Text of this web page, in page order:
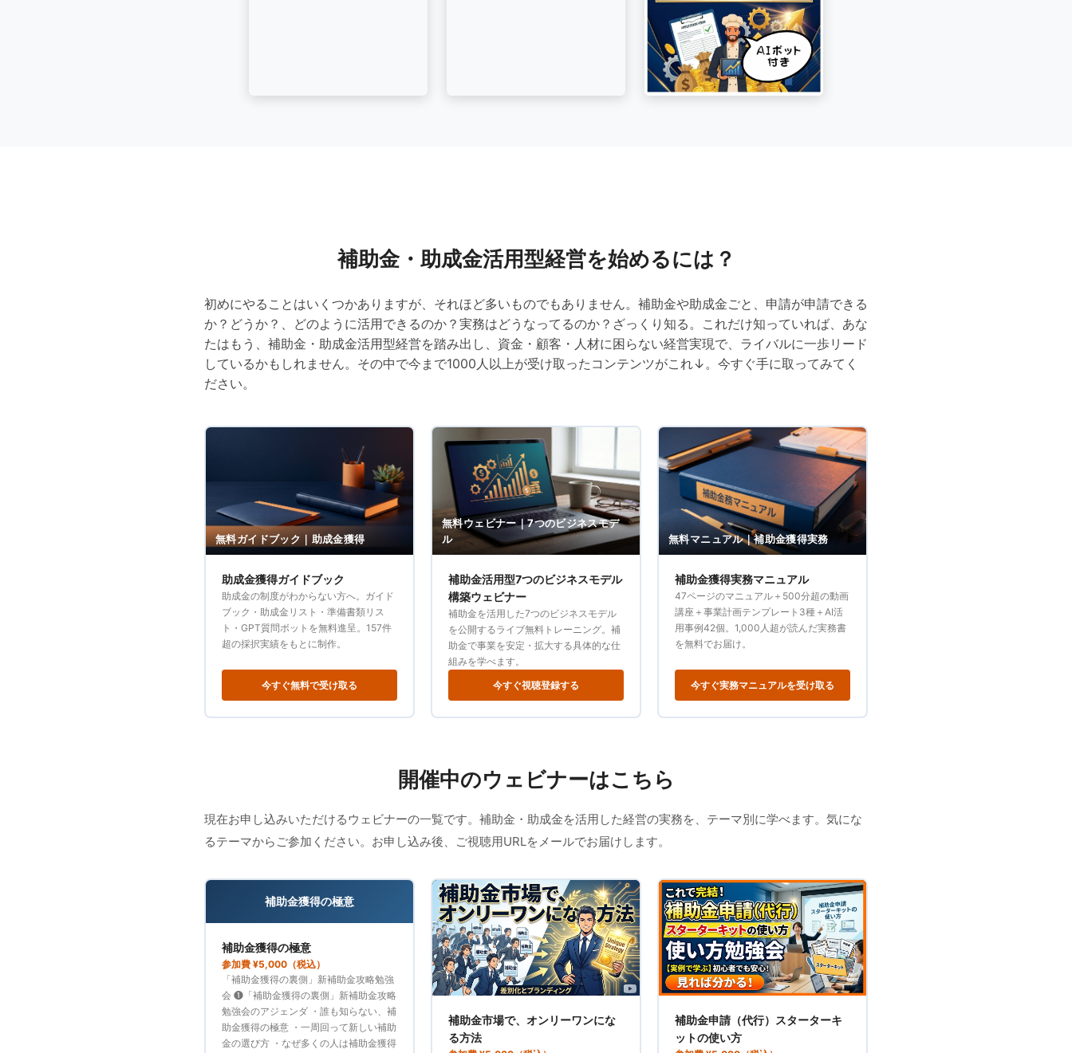
補助金・助成金活用型経営を始めるには？
初めにやることはいくつかありますが、それほど多いものでもありません。補助金や助成金ごと、申請が申請できる
か？どうか？、どのように活用できるのか？実務はどうなってるのか？ざっくり知る。これだけ知っていれば、あな
たはもう、補助金・助成金活用型経営を踏み出し、資金・顧客・人材に困らない経営実現で、ライバルに一歩リード
しているかもしれません。その中で今まで1000人以上が受け取ったコンテンツがこれ↓。今すぐ手に取ってみてく
ださい。
無料ガイドブック｜助成金獲得
助成金獲得ガイドブック
助成金の制度がわからない方へ。ガイド
ブック・助成金リスト・準備書類リス
ト・GPT質問ボットを無料進呈。157件
超の採択実績をもとに制作。
今すぐ無料で受け取る
無料ウェビナー｜7つのビジネスモデ
ル
補助金活用型7つのビジネスモデル
構築ウェビナー
補助金を活用した7つのビジネスモデル
を公開するライブ無料トレーニング。補
助金で事業を安定・拡大する具体的な仕
組みを学べます。
今すぐ視聴登録する
無料マニュアル｜補助金獲得実務
補助金獲得実務マニュアル
47ページのマニュアル＋500分超の動画
講座＋事業計画テンプレート3種＋AI活
用事例42個。1,000人超が読んだ実務書
を無料でお届け。
今すぐ実務マニュアルを受け取る
開催中のウェビナーはこちら
現在お申し込みいただけるウェビナーの一覧です。補助金・助成金を活用した経営の実務を、テーマ別に学べます。気にな
るテーマからご参加ください。お申し込み後、ご視聴用URLをメールでお届けします。
補助金獲得の極意
補助金獲得の極意
参加費 ¥5,000（税込）
「補助金獲得の裏側」新補助金攻略勉強
会 ❶「補助金獲得の裏側」新補助金攻略
勉強会のアジェンダ ・誰も知らない、補
助金獲得の極意 ・一周回って新しい補助
金の選び方 ・なぜ多くの人は補助金獲得
補助金市場で、オンリーワンにな
る方法
補助金申請（代行）スターターキ
ットの使い方